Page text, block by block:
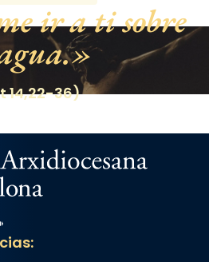
ir a ti sobre
14,22-36)
Cristiana